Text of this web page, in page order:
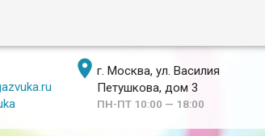
г. Москва, ул. Василия
Петушкова, дом 3
ПН-ПТ 10:00 — 18:00